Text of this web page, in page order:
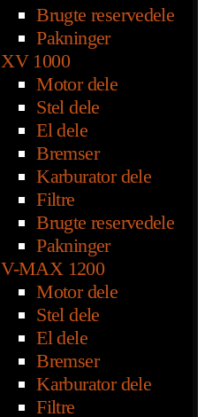
Brugte reservedele
Pakninger
XV 1000
Motor dele
Stel dele
El dele
Bremser
Karburator dele
Filtre
Brugte reservedele
Pakninger
V-MAX 1200
Motor dele
Stel dele
El dele
Bremser
Karburator dele
Filtre